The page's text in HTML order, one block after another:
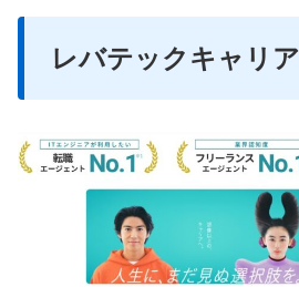
レバテックキャリア